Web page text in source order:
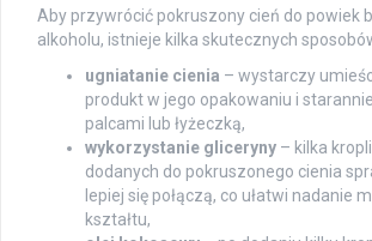
Aby przywrócić pokruszony cień do powiek
alkoholu, istnieje kilka skutecznych
ugniatanie cienia – wystarczy
produkt w jego opakowaniu i
palcami lub łyżeczką,
wykorzystanie gliceryny – kilka
dodanych do pokruszonego cienia
lepiej się połączą, co ułatwi nadanie
kształtu,